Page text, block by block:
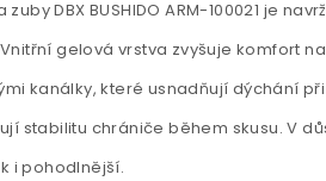
zuby DBX BUSHIDO ARM-100021 je
gelová vrstva zvyšuje komfort
kanálky, které usnadňují dýchání
stabilitu chrániče během skusu. V
i pohodlnější.